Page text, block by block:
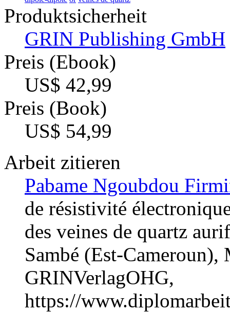
Produktsicherheit
GRIN Publishing GmbH
Preis (Ebook)
US$ 42,99
Preis (Book)
US$ 54,99
Arbeit zitieren
Pabame Ngoubdou
de résistivité
des veines de quartz
Sambé (Est-
GRINVerlagOHG,
https://